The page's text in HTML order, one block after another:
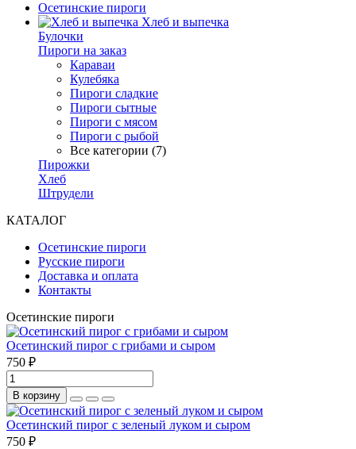
Осетинские пироги
Хлеб и выпечка
Булочки
Пироги на заказ
Караваи
Кулебяка
Пироги сладкие
Пироги сытные
Пироги с мясом
Пироги с рыбой
Все категории (7)
Пирожки
Хлеб
Штрудели
КАТАЛОГ
Осетинские пироги
Русские пироги
Доставка и оплата
Контакты
Осетинские пироги
Осетинский пирог с грибами и сыром
750 ₽
В корзину
Осетинский пирог с зеленый луком и сыром
750 ₽